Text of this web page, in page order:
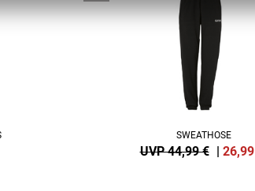
SWEATHOSE
UVP 44,99 € | 26,99